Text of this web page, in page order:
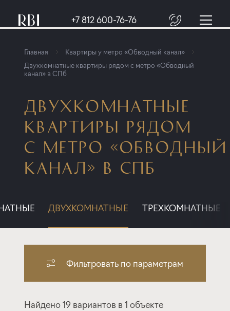
+7 812 600-76-76
Главная
Квартиры у метро «Обводный канал»
Двухкомнатные квартиры рядом с метро «Обводный
канал» в СПб
ДВУХКОМНАТНЫЕ
КВАРТИРЫ РЯДОМ
С МЕТРО «ОБВОДНЫЙ
КАНАЛ» В СПБ
ДВУХКОМНАТНЫЕ ТРЕХКОМНАТНЫЕ
Фильтровать по параметрам
Найдено 19 вариантов в 1 объекте